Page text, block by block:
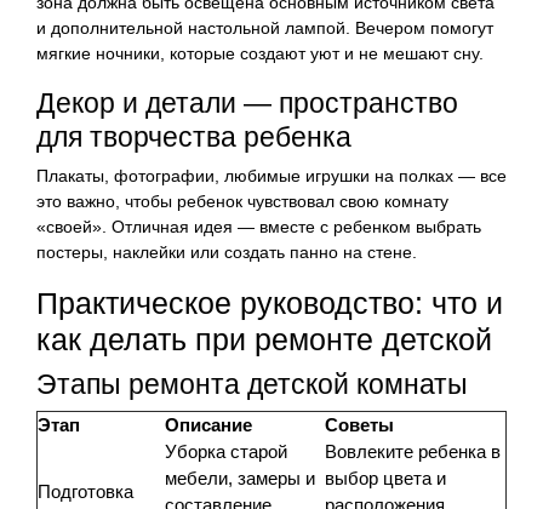
и дополнительной настольной лампой. Вечером помогут
мягкие ночники, которые создают уют и не мешают сну.
Декор и детали — пространство
для творчества ребенка
Плакаты, фотографии, любимые игрушки на полках — все
это важно, чтобы ребенок чувствовал свою комнату
«своей». Отличная идея — вместе с ребенком выбрать
постеры, наклейки или создать панно на стене.
Практическое руководство: что и
как делать при ремонте детской
Этапы ремонта детской комнаты
Этап Описание Советы
Подготовка
Уборка старой
мебели, замеры и
составление
Вовлеките ребенка в
выбор цвета и
расположения